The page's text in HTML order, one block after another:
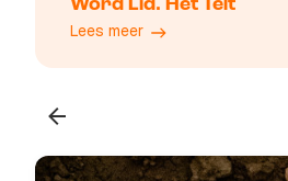
Word Lid. Het Telt
Lees meer